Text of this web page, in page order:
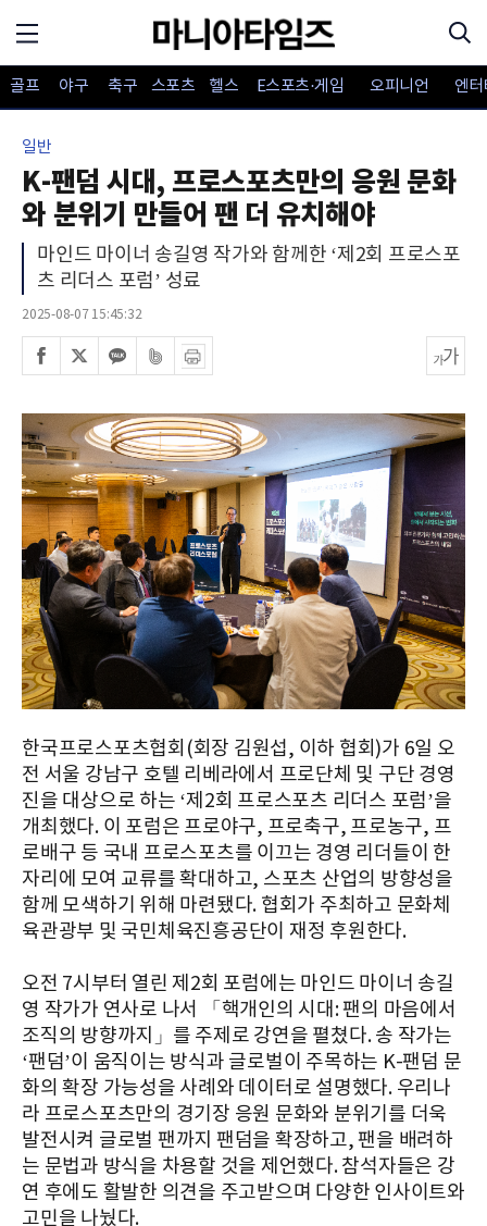
골프 야구 축구 스포츠 헬스 E스포츠·게임 오피니언 엔
일반
K-팬덤 시대, 프로스포츠만의 응원 문화
와 분위기 만들어 팬 더 유치해야
마인드 마이너 송길영 작가와 함께한 ‘제2회 프로스포
츠 리더스 포럼’ 성료
2025-08-07 15:45:32
한국프로스포츠협회(회장 김원섭, 이하 협회)가 6일 오
전 서울 강남구 호텔 리베라에서 프로단체 및 구단 경영
진을 대상으로 하는 ‘제2회 프로스포츠 리더스 포럼’을
개최했다. 이 포럼은 프로야구, 프로축구, 프로농구, 프
로배구 등 국내 프로스포츠를 이끄는 경영 리더들이 한
자리에 모여 교류를 확대하고, 스포츠 산업의 방향성을
함께 모색하기 위해 마련됐다. 협회가 주최하고 문화체
육관광부 및 국민체육진흥공단이 재정 후원한다.
오전 7시부터 열린 제2회 포럼에는 마인드 마이너 송길
영 작가가 연사로 나서 「핵개인의 시대: 팬의 마음에서
조직의 방향까지」를 주제로 강연을 펼쳤다. 송 작가는
‘팬덤’이 움직이는 방식과 글로벌이 주목하는 K-팬덤 문
화의 확장 가능성을 사례와 데이터로 설명했다. 우리나
라 프로스포츠만의 경기장 응원 문화와 분위기를 더욱
발전시켜 글로벌 팬까지 팬덤을 확장하고, 팬을 배려하
는 문법과 방식을 차용할 것을 제언했다. 참석자들은 강
연 후에도 활발한 의견을 주고받으며 다양한 인사이트와
고민을 나눴다.